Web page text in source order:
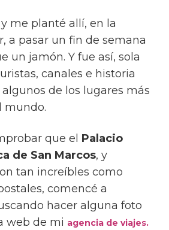
me planté allí, en la
a pasar un fin de semana
un jamón. Y fue así, sola
canales e historia
de los lugares más
mundo.
que el Palacio
de San Marcos, y
tan increíbles como
comencé a
hacer alguna foto
web de mi agencia de viajes.